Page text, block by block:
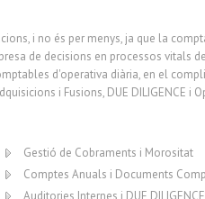
i no és per menys, ja que la
de decisions en processos vitals
d'operativa diària, en el
i Fusions, DUE DILIGENCE i
Gestió de Cobraments i Morositat
Comptes Anuals i Documents